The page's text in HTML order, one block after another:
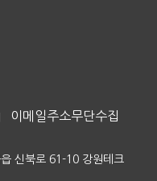
이메일주소무단수집
신북로 61-10 강원테크